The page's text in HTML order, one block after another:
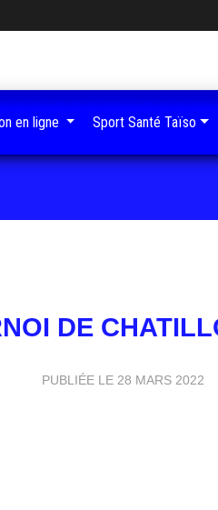
DE
PUBLIÉE LE 28 MARS 2022
en ligne Sport Santé Taïso